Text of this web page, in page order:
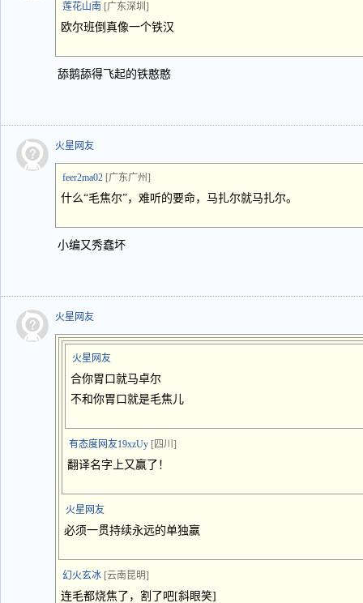
莲花山南 [广东深圳]
欧尔班倒真像一个铁汉
舔鹅舔得飞起的铁憨憨
火星网友
feer2ma02 [广东广州]
什么“毛焦尔”，难听的要命，马扎尔就马扎尔。
小编又秀蠢坏
火星网友
火星网友
合你胃口就马卓尔
不和你胃口就是毛焦儿
有态度网友19xzUy [四川]
翻译名字上又赢了！
火星网友
必须一贯持续永远的单独赢
幻火玄冰 [云南昆明]
连毛都烧焦了，割了吧[斜眼笑]